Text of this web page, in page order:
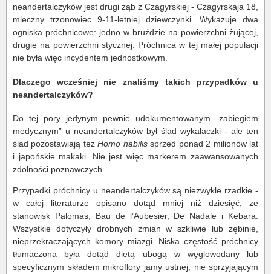
neandertalczyków jest drugi ząb z Czagyrskiej - Czagyrskaja 18,
mleczny trzonowiec 9-11-letniej dziewczynki. Wykazuje dwa
ogniska próchnicowe: jedno w bruździe na powierzchni żującej,
drugie na powierzchni stycznej. Próchnica w tej małej populacji
nie była więc incydentem jednostkowym.
Dlaczego wcześniej nie znaliśmy takich przypadków u
neandertalczyków?
Do tej pory jedynym pewnie udokumentowanym „zabiegiem
medycznym” u neandertalczyków był ślad wykałaczki - ale ten
ślad pozostawiają teżHomo habilissprzed ponad 2 milionów lat
i japońskie makaki. Nie jest więc markerem zaawansowanych
zdolności poznawczych.
Przypadki próchnicy u neandertalczyków są niezwykle rzadkie -
w całej literaturze opisano dotąd mniej niż dziesięć, ze
stanowisk Palomas, Bau de l’Aubesier, De Nadale i Kebara.
Wszystkie dotyczyły drobnych zmian w szkliwie lub zębinie,
nieprzekraczających komory miazgi. Niska częstość próchnicy
tłumaczona była dotąd dietą ubogą w węglowodany lub
specyficznym składem mikroflory jamy ustnej, nie sprzyjającym